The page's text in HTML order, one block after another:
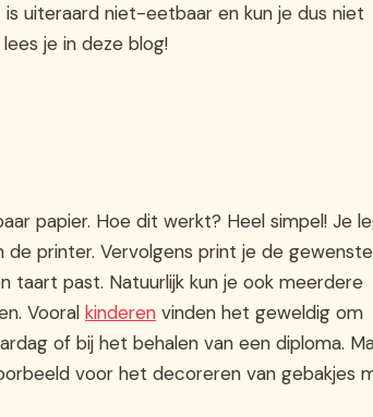
uiteraard niet-eetbaar en kun je dus niet
je in deze blog!
papier. Hoe dit werkt? Heel simpel! Je
printer. Vervolgens print je de gewenste
taart past. Natuurlijk kun je ook meerdere
Vooral kinderen vinden het geweldig om
of bij het behalen van een diploma.
voor het decoreren van gebakjes